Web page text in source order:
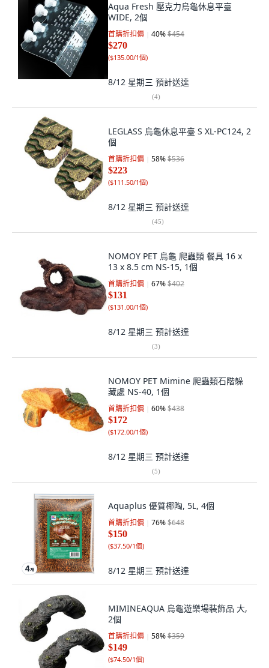
Aqua Fresh 壓克力烏龜休息平臺
WIDE, 2個
首購折扣價 40%$454
$270
($135.00/1個)
8/12 星期三 預計送達
(4)
LEGLASS 烏龜休息平臺 S XL-PC124, 2
個
首購折扣價 58%$536
$223
($111.50/1個)
8/12 星期三 預計送達
(45)
NOMOY PET 烏龜 爬蟲類 餐具 16 x
13 x 8.5 cm NS-15, 1個
首購折扣價 67%$402
$131
($131.00/1個)
8/12 星期三 預計送達
(3)
NOMOY PET Mimine 爬蟲類石階躲
藏處 NS-40, 1個
首購折扣價 60%$438
$172
($172.00/1個)
8/12 星期三 預計送達
(5)
Aquaplus 優質椰陶, 5L, 4個
首購折扣價 76%$648
$150
($37.50/1個)
8/12 星期三 預計送達
MIMINEAQUA 烏龜遊樂場裝飾品 大,
2個
首購折扣價 58%$359
$149
($74.50/1個)